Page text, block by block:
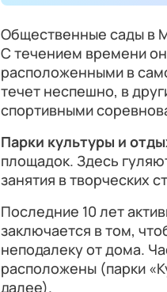
Общественные сады в
С течением времени
расположенными в
течет неспешно, в
спортивными
Парки культуры и
площадок. Здесь
занятия в творческих
Последние 10 лет
заключается в том,
неподалеку от дома.
расположены (парки
далее).